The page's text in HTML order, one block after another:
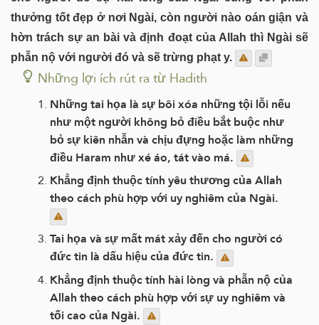
thưởng tốt đẹp ở nơi Ngài, còn người nào oán giận và
hờn trách sự an bài và định đoạt của Allah thì Ngài sẽ
phẫn nộ với người đó và sẽ trừng phạt y.
Những lợi ích rút ra từ Hadith
Những tai họa là sự bôi xóa những tội lỗi nếu
như một người không bỏ điều bắt buộc như
bỏ sự kiên nhẫn và chịu đựng hoặc làm những
điều Haram như xé áo, tát vào má.
Khẳng định thuộc tính yêu thương của Allah
theo cách phù hợp với uy nghiêm của Ngài.
Tai họa và sự mất mát xảy đến cho người có
đức tin là dấu hiệu của đức tin.
Khẳng định thuộc tính hài lòng và phẫn nộ của
Allah theo cách phù hợp với sự uy nghiêm và
tối cao của Ngài.